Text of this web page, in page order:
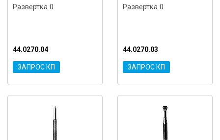
Развертка 0
44.0270.04
ЗАПРОС КП
Развертка 0
44.0270.03
ЗАПРОС КП